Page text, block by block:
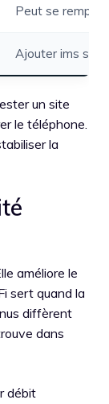
Peut se remplir
Ajouter ims
un site
le téléphone.
la
améliore le
sert quand la
diffèrent
dans
débit